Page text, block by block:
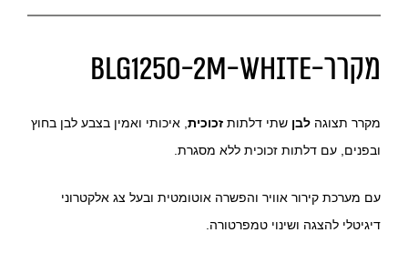
מקרר-BLG1250-2M-WHITE
מקרר תצוגהלבן שתי דלתות זכוכית , איכותי ואמין בצבע לבן בחוץ
ובפנים, עם דלתות זכוכית ללא מסגרת.
עם מערכת קירור אוויר והפשרה אוטומטית ובעל צג אלקטרוני
דיגיטלי להצגה ושינוי טמפרטורה.